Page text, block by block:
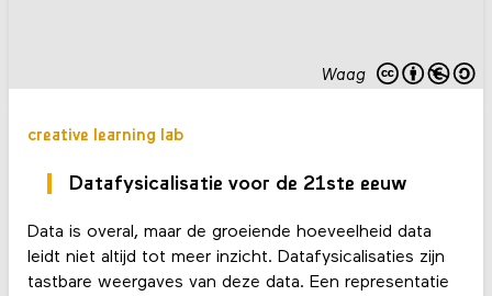
Waag
creative learning lab
Datafysicalisatie voor de 21ste eeuw
Data is overal, maar de groeiende hoeveelheid data
leidt niet altijd tot meer inzicht. Datafysicalisaties zijn
tastbare weergaves van deze data. Een representatie